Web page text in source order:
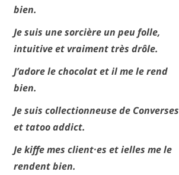
bien.
Je suis une sorcière un peu folle,
intuitive et vraiment très drôle.
J’adore le chocolat et il me le rend
bien.
Je suis collectionneuse de Converses
et tatoo addict.
Je kiffe mes client·es et ielles me le
rendent bien.